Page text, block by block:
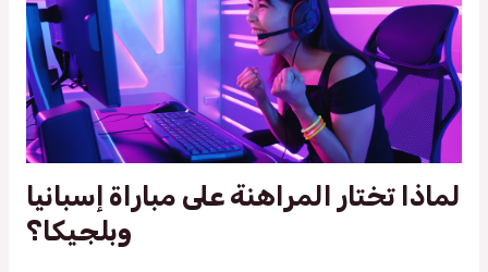
لماذا تختار المراهنة على مباراة إسبانيا
وبلجيكا؟